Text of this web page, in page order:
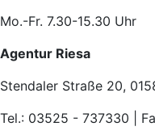
Mo.-Fr. 7.30-15.30 Uhr
Agentur Riesa
Stendaler Straße 20,
Tel.: 03525 - 737330 |